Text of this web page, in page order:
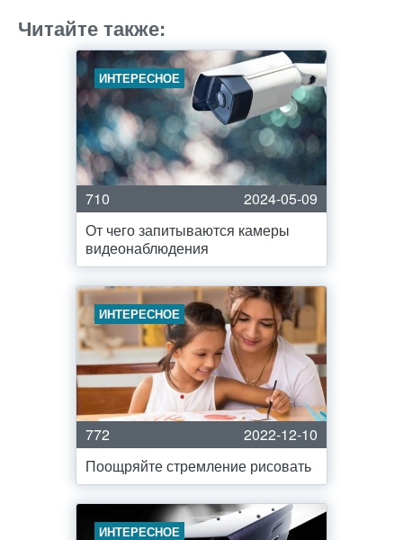
Читайте также:
ИНТЕРЕСНОЕ
710
2024-05-09
От чего запитываются камеры
видеонаблюдения
ИНТЕРЕСНОЕ
772
2022-12-10
Поощряйте стремление рисовать
ИНТЕРЕСНОЕ